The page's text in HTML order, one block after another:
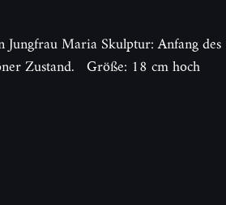
Jungfrau Maria Skulptur: Anfang des
Zustand. Größe: 18 cm hoch